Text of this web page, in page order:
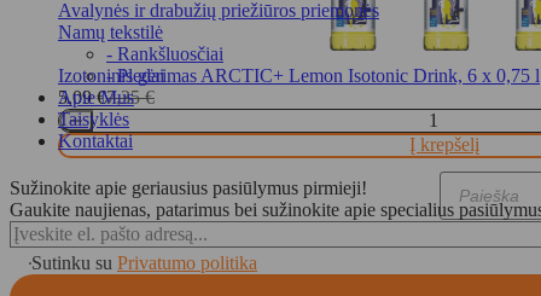
Avalynės ir drabužių priežiūros priemonės
Namų tekstilė
- Rankšluosčiai
- Pledai
Apie Mus
Taisyklės
Kontaktai
Products
search
Izotoninis gėrimas ARCTIC+ Lemon Isotonic Drink, 6 x 0,75 l
7,35€
Original
price
was:
5,09€
Current
price
is:
Į krepšelį
Sužinokite apie geriausius pasiūlymus pirmieji!
Gaukite naujienas, patarimus bei sužinokite apie specialius
Sutinku su Privatumo politika